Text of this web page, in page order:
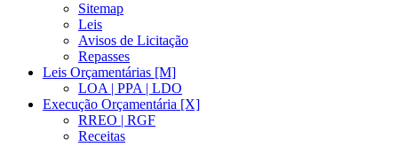
Sitemap
Leis
Avisos de Licitação
Repasses
Leis Orçamentárias [M]
LOA | PPA | LDO
Execução Orçamentária [X]
RREO | RGF
Receitas